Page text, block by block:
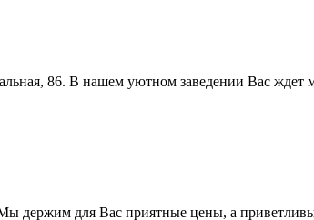
86. В нашем уютном заведении Вас
держим для Вас приятные цены, а